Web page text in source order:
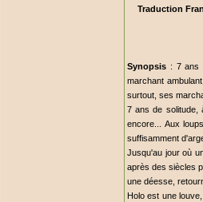
Traduction
Synopsis : 7 ans
marchant
surtout, ses
7 ans de solitude,
encore... Aux
suffisamment
Jusqu'au jour où
après des siècles
une déesse,
Holo est une